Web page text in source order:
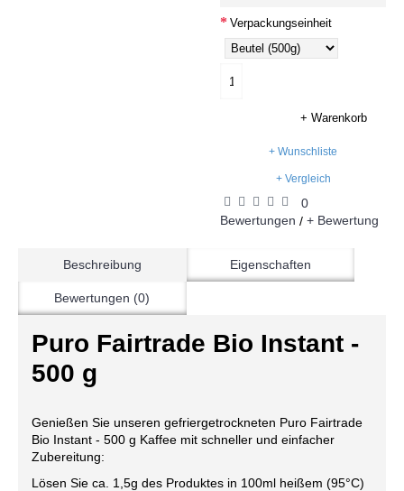
Verpackungseinheit
+ Warenkorb
+ Wunschliste
+ Vergleich
0
Bewertungen / + Bewertung
Beschreibung Eigenschaften
Bewertungen (0)
Puro Fairtrade Bio Instant -
500 g
Genießen Sie unseren gefriergetrockneten Puro Fairtrade
Bio Instant - 500 g Kaffee mit schneller und einfacher
Zubereitung:
Lösen Sie ca. 1,5g des Produktes in 100ml heißem (95°C)